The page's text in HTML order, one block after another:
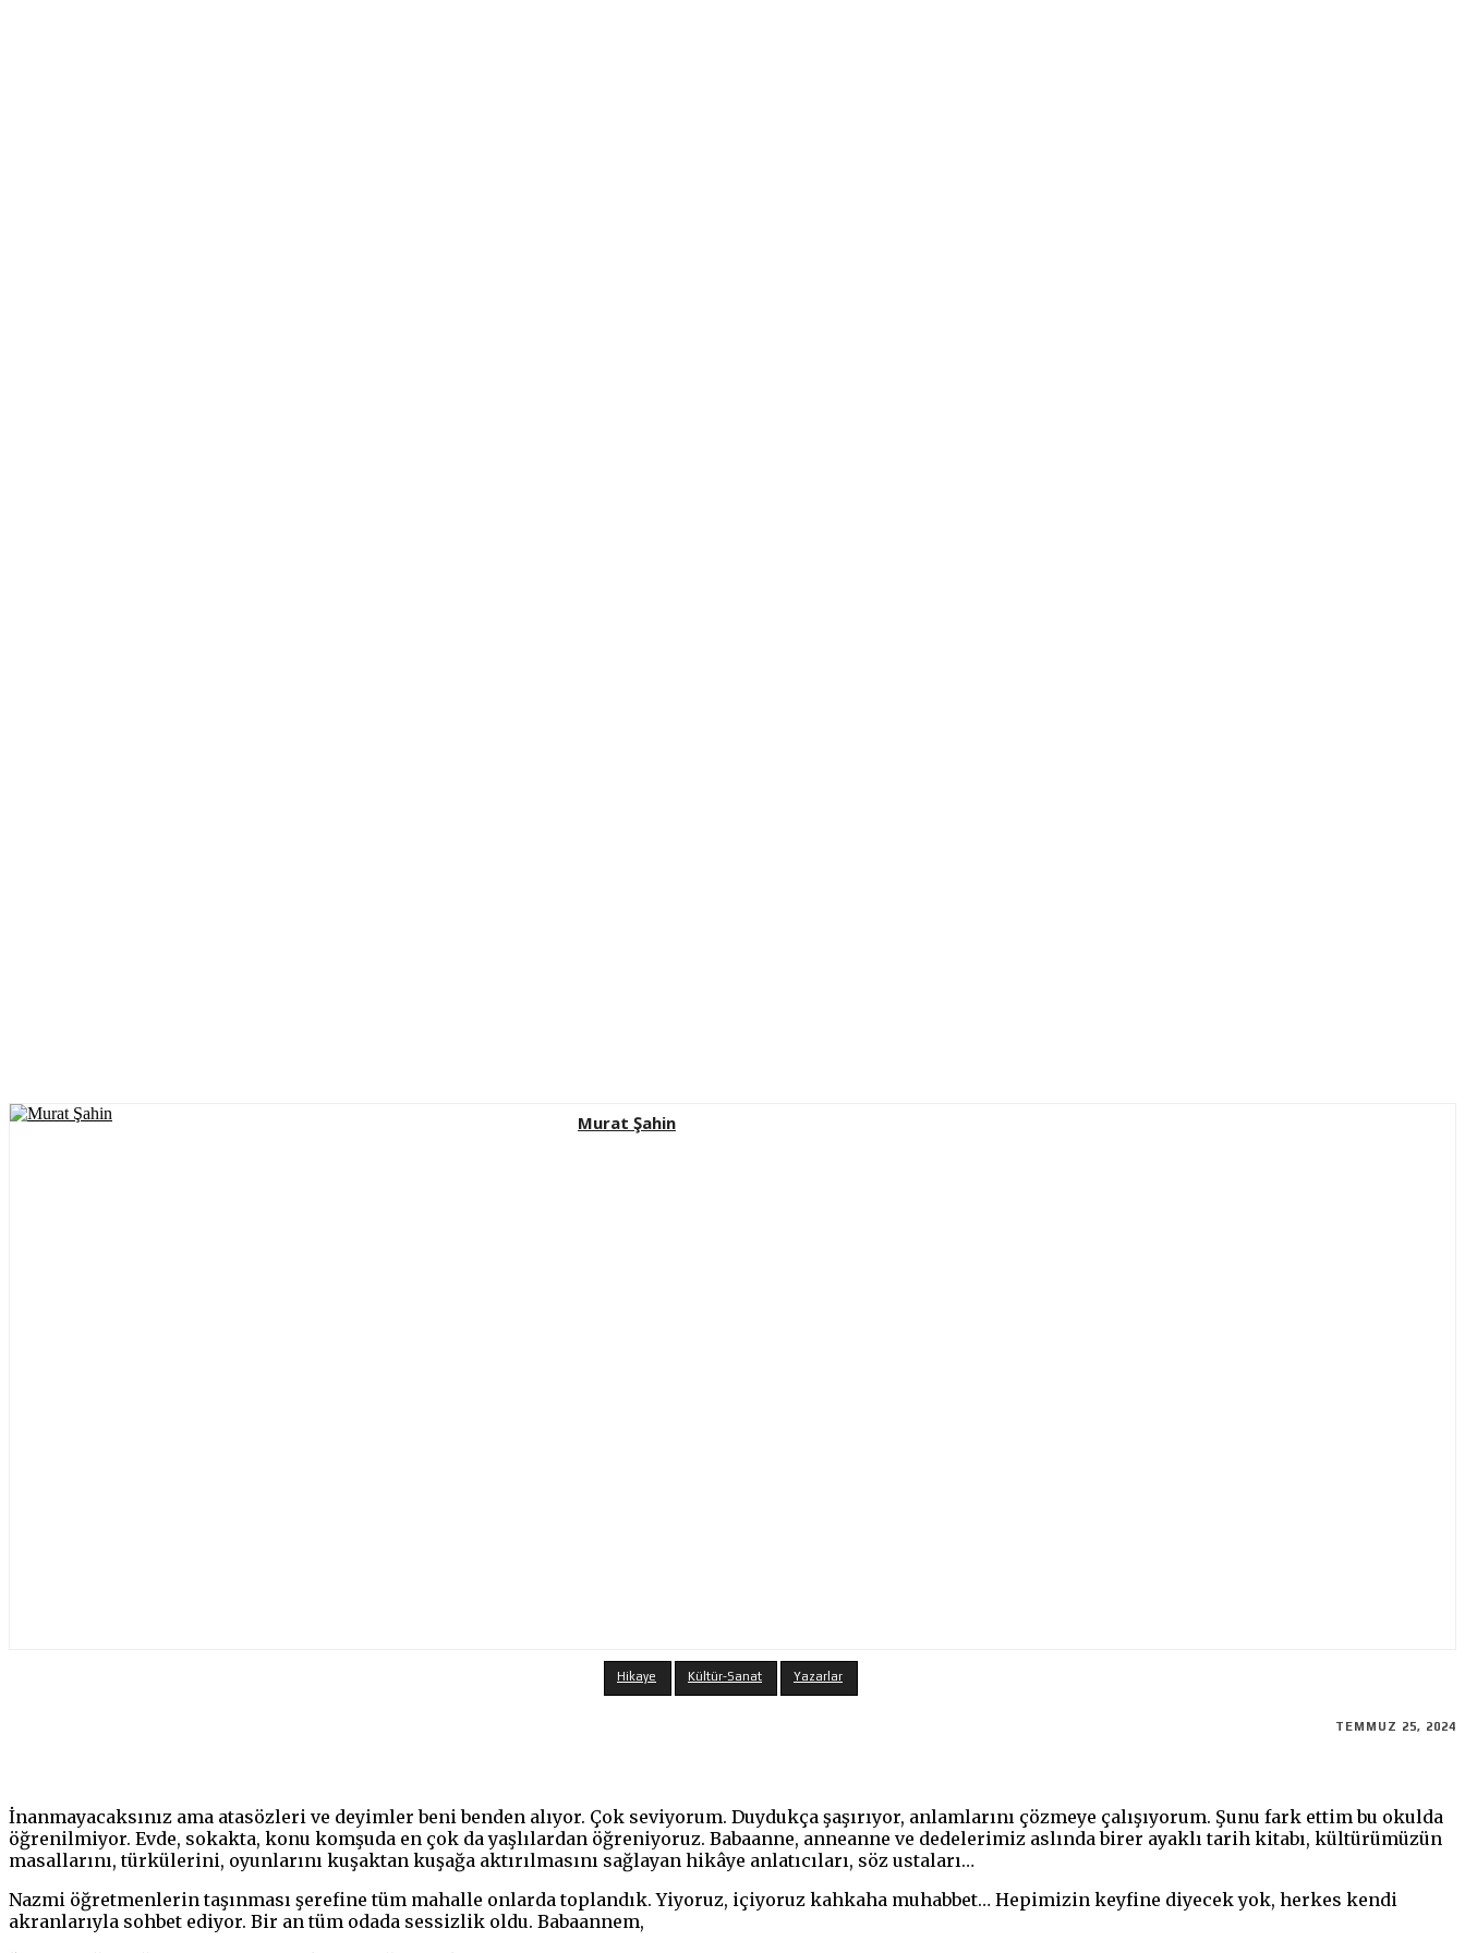
Murat Şahin
Hikaye Kültür-Sanat Yazarlar
TEMMUZ 25, 2024
İnanmayacaksınız ama atasözleri ve deyimler beni benden alıyor. Çok seviyorum. Duydukça şaşırıyor, anlamlarını çözmeye çalışıyorum. Şunu fark ettim bu okulda
öğrenilmiyor. Evde, sokakta, konu komşuda en çok da yaşlılardan öğreniyoruz. Babaanne, anneanne ve dedelerimiz aslında birer ayaklı tarih kitabı, kültürümüzün
masallarını, türkülerini, oyunlarını kuşaktan kuşağa aktırılmasını sağlayan hikâye anlatıcıları, söz ustaları…
Nazmi öğretmenlerin taşınması şerefine tüm mahalle onlarda toplandık. Yiyoruz, içiyoruz kahkaha muhabbet… Hepimizin keyfine diyecek yok, herkes kendi
akranlarıyla sohbet ediyor. Bir an tüm odada sessizlik oldu. Babaannem,